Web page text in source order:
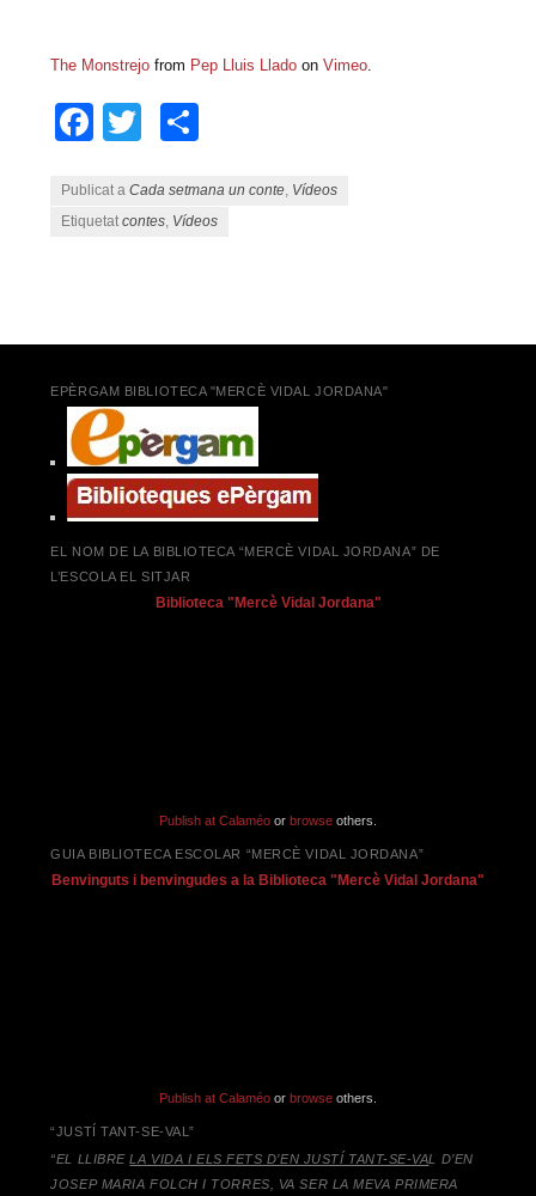
The Monstrejo from Pep Lluis Llado onVimeo.
Facebook
Twitter
Publicat aCada setmana un conte, Vídeos
Etiquetatcontes, Vídeos
EPÈRGAM BIBLIOTECA "MERCÈ VIDAL JORDANA"
EL NOM DE LA BIBLIOTECA “MERCÈ VIDAL JORDANA” DE
L’ESCOLA EL SITJAR
Biblioteca "Mercè Vidal Jordana"
Publish at Calaméo or browse others.
GUIA BIBLIOTECA ESCOLAR “MERCÈ VIDAL JORDANA”
Benvinguts i benvingudes a la Biblioteca "Mercè Vidal Jordana"
Publish at Calaméo or browse others.
“JUSTÍ TANT-SE-VAL”
“EL LLIBRELA VIDA I ELS FETS D’EN JUSTÍ TANT-SE-VAL D’EN
JOSEP MARIA FOLCH I TORRES,
VA SER LA MEVA PRIMERA